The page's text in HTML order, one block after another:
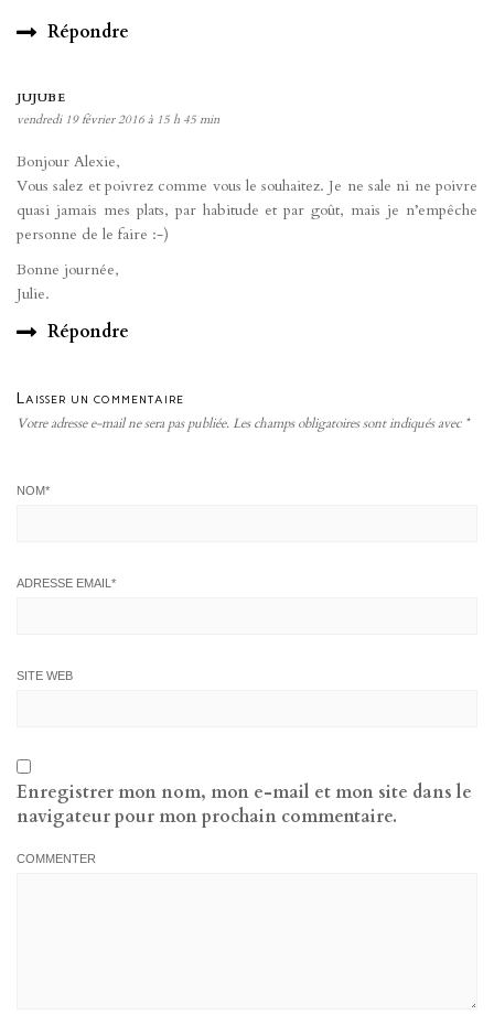
Répondre
JUJUBE
vendredi 19 février 2016 à 15 h 45 min
Bonjour Alexie,
Vous salez et poivrez comme vous le souhaitez. Je ne sale ni ne poivre
quasi jamais mes plats, par habitude et par goût, mais je n’empêche
personne de le faire :-)
Bonne journée,
Julie.
Répondre
Laisser un commentaire
Votre adresse e-mail ne sera pas publiée.Les champs obligatoires sont indiqués avec *
NOM*
ADRESSE EMAIL *
SITE WEB
Enregistrer mon nom, mon e-mail et mon site dans le
navigateur pour mon prochain commentaire.
COMMENTER